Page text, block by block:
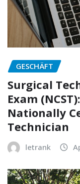
GESCHÄFT
Surgical
Exam
Nationally
Technician
letrank